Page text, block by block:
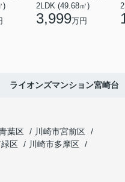
)
2LDK (49.68㎡)
3,999万円
ライオンズマンション宮崎台
葉区
川崎市宮前区
区
川崎市多摩区